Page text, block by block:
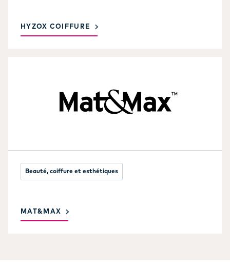
HYZOX COIFFURE
Beauté, coiffure et esthétiques
MAT&MAX